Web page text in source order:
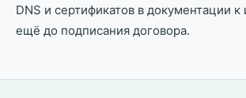
DNS и сертификатов в документации к
ещё до подписания договора.